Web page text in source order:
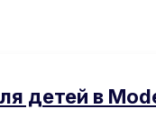
детей в